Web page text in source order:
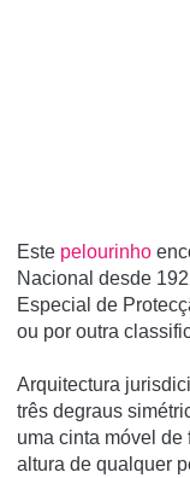
Este pelourinho
Nacional desde
Especial de
ou por outra
Arquitectura
três degraus
uma cinta móvel de
altura de qualquer